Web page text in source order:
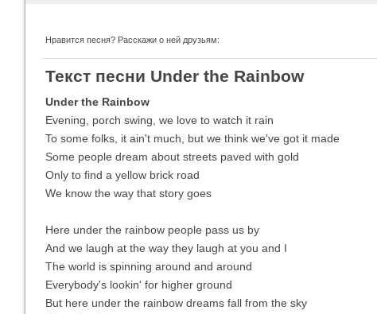
Imagine Dragons
Все песни
Blind Guardian
Все песни
Нравится песня? Расскажи о ней друзьям:
Текст песни Under the Rainbow
Under the Rainbow
Evening, porch swing, we love to watch it rain
To some folks, it ain't much, but we think we've got it made
Some people dream about streets paved with gold
Only to find a yellow brick road
We know the way that story goes
Here under the rainbow people pass us by
And we laugh at the way they laugh at you and I
The world is spinning around and around
Everybody's lookin' for higher ground
But here under the rainbow dreams fall from the sky